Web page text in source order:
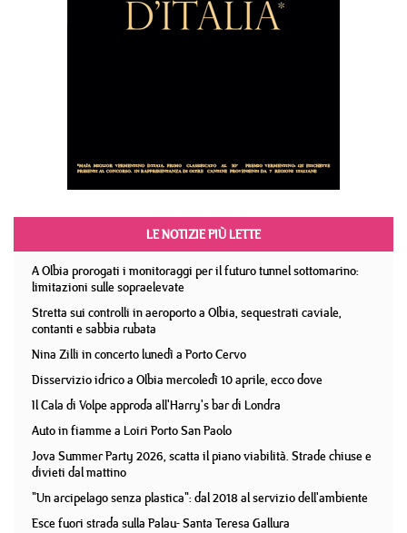
LE NOTIZIE PIÙ LETTE
A Olbia prorogati i monitoraggi per il futuro tunnel sottomarino:
limitazioni sulle sopraelevate
Stretta sui controlli in aeroporto a Olbia, sequestrati caviale,
contanti e sabbia rubata
Nina Zilli in concerto lunedì a Porto Cervo
Disservizio idrico a Olbia mercoledì 10 aprile, ecco dove
Il Cala di Volpe approda all'Harry's bar di Londra
Auto in fiamme a Loiri Porto San Paolo
Jova Summer Party 2026, scatta il piano viabilità. Strade chiuse e
divieti dal mattino
"Un arcipelago senza plastica": dal 2018 al servizio dell'ambiente
Esce fuori strada sulla Palau- Santa Teresa Gallura